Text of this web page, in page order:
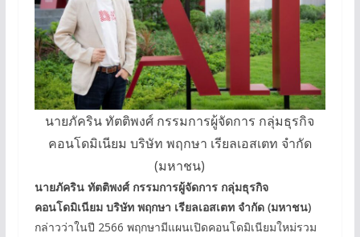
นายภัคริน ทัตติพงศ์ กรรมการผู้จัดการ กลุ่มธุรกิจ
คอนโดมิเนียม บริษัท พฤกษา เรียลเอสเตท จำกัด
(มหาชน)
นายภัคริน ทัตติพงศ์ กรรมการผู้จัดการ กลุ่มธุรกิจ
คอนโดมิเนียม บริษัท พฤกษา เรียลเอสเตท จำกัด (มหาชน)
กล่าวว่าในปี 2566 พฤกษามีแผนเปิดคอนโดมิเนียมใหม่รวม